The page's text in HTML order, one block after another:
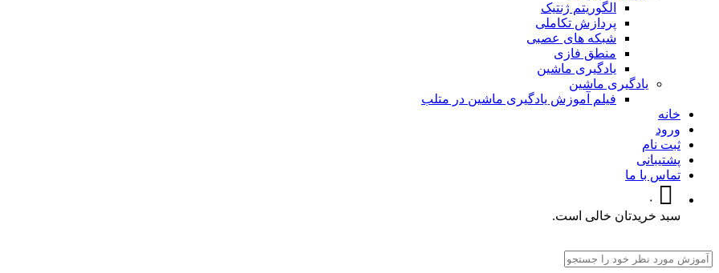
الگوریتم ژنتیک
پردازش تکاملی
شبکه های عصبی
منطق فازی
یادگیری ماشین
یادگیری ماشین
فیلم آموزش یادگیری ماشین در متلب
خانه
ورود
ثبت نام
پشتیبانی
تماس با ما
۰
سبد خریدتان خالی است.